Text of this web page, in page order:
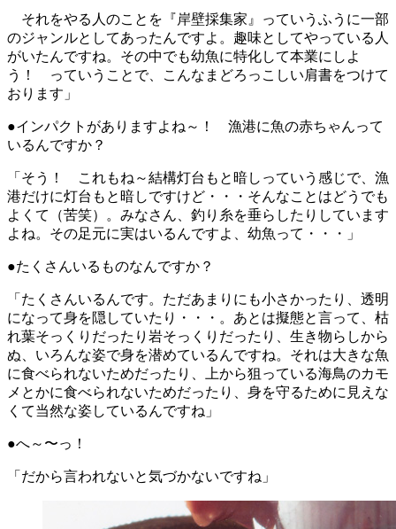
それをやる人のことを『岸壁採集家』っていうふうに一部
のジャンルとしてあったんですよ。趣味としてやっている人
がいたんですね。その中でも幼魚に特化して本業にしよ
う！ っていうことで、こんなまどろっこしい肩書をつけて
おります」
●インパクトがありますよね～！ 漁港に魚の赤ちゃんって
いるんですか？
「そう！ これもね～結構灯台もと暗しっていう感じで、漁
港だけに灯台もと暗しですけど・・・そんなことはどうでも
よくて（苦笑）。みなさん、釣り糸を垂らしたりしています
よね。その足元に実はいるんですよ、幼魚って・・・」
●たくさんいるものなんですか？
「たくさんいるんです。ただあまりにも小さかったり、透明
になって身を隠していたり・・・。あとは擬態と言って、枯
れ葉そっくりだったり岩そっくりだったり、生き物らしから
ぬ、いろんな姿で身を潜めているんですね。それは大きな魚
に食べられないためだったり、上から狙っている海鳥のカモ
メとかに食べられないためだったり、身を守るために見えな
くて当然な姿しているんですね」
●へ～〜っ！
「だから言われないと気づかないですね」